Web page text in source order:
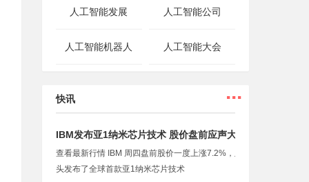
人工智能发展 人工智能公司
人工智能机器人 人工智能大会
快讯 ...
IBM发布亚1纳米芯片技术 股价盘前应声大涨
查看最新行情 IBM 周四盘前股价一度上涨7.2%，此前这家科技巨
头发布了全球首款亚1纳米芯片技术